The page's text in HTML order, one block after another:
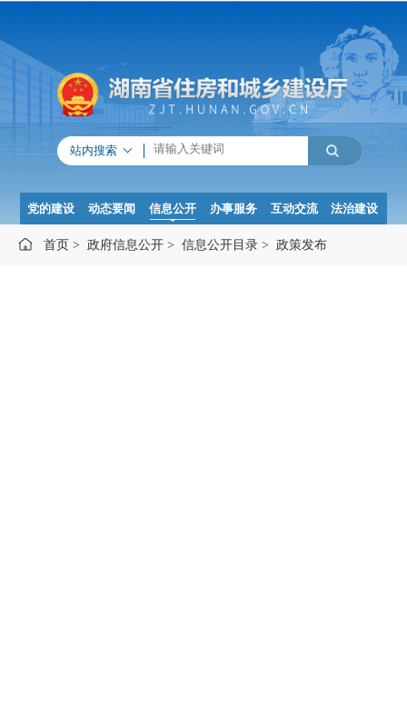
站内搜索
党的建设 动态要闻 信息公开 办事服务 互动交流 法治建设
首页 > 政府信息公开 > 信息公开目录 > 政策发布